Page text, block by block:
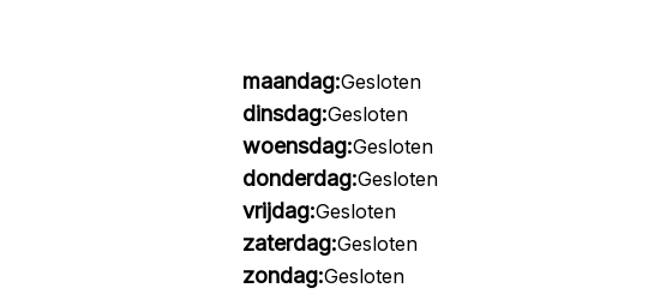
maandag:Gesloten
dinsdag:Gesloten
woensdag:Gesloten
donderdag:Gesloten
vrijdag:Gesloten
zaterdag:Gesloten
zondag:Gesloten